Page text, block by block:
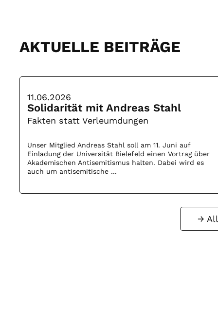
AKTUELLE BEITRÄGE
11.06.2026
Solidarität mit Andreas Stahl
Fakten statt Verleumdungen
Unser Mitglied Andreas Stahl soll am 11. Juni auf
Einladung der Universität Bielefeld einen Vortrag über
Akademischen Antisemitismus halten. Dabei wird es
auch um antisemitische ...